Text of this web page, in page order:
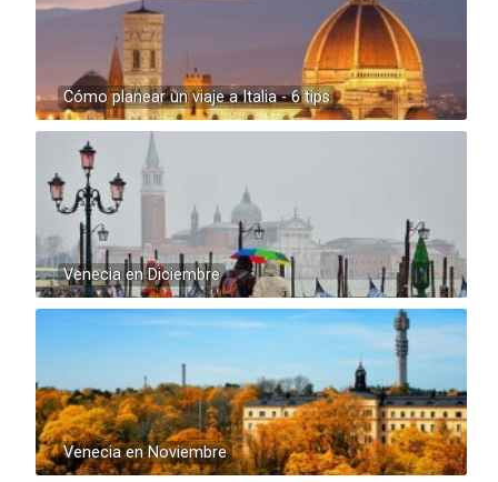
Cómo planear un viaje a Italia - 6 tips
Venecia en Diciembre
Venecia en Noviembre